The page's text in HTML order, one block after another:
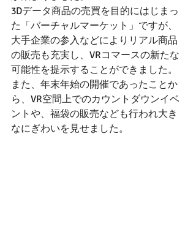
3Dデータ商品の売買を目的にはじまっ
た「バーチャルマーケット」ですが、
大手企業の参入などによりリアル商品
の販売も充実し、VRコマースの新たな
可能性を提示することができました。
また、年末年始の開催であったことか
ら、VR空間上でのカウントダウンイベ
ントや、福袋の販売なども行われ大き
なにぎわいを見せました。